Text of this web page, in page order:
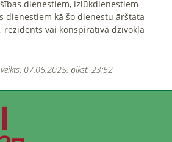
dienestiem, izlūkdienestiem
dienestiem kā šo dienestu ārštata
rezidents vai konspiratīvā dzīvokļa
07.06.2025. plkst. 23:52